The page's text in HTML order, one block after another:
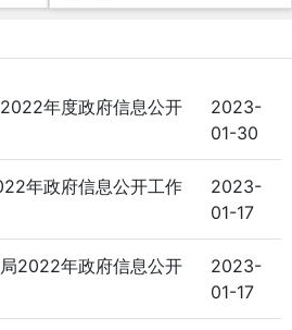
年度政府信息公开
2023-
01-30
年政府信息公开工作
2023-
01-17
2022年政府信息公开
2023-
01-17